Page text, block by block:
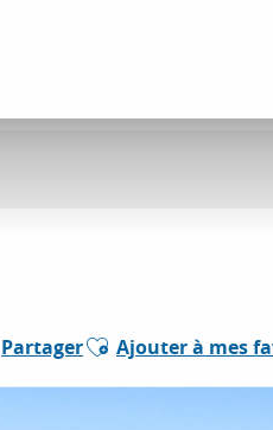
PartagerAjouter aux favoris
Ajouter à mes